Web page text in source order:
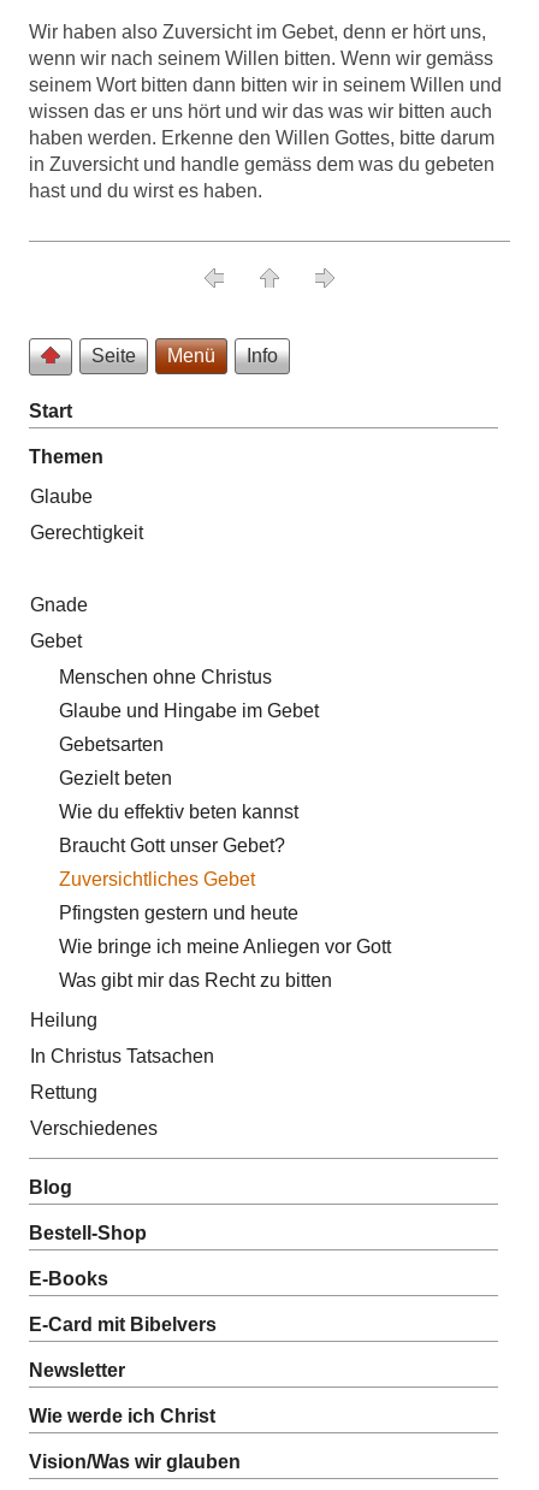
Wir haben also Zuversicht im Gebet, denn er hört uns,
wenn wir nach seinem Willen bitten. Wenn wir gemäss
seinem Wort bitten dann bitten wir in seinem Willen und
wissen das er uns hört und wir das was wir bitten auch
haben werden. Erkenne den Willen Gottes, bitte darum
in Zuversicht und handle gemäss dem was du gebeten
hast und du wirst es haben.
Seite Menü Info
Start
Themen
Glaube
Gerechtigkeit
Gnade
Gebet
Menschen ohne Christus
Glaube und Hingabe im Gebet
Gebetsarten
Gezielt beten
Wie du effektiv beten kannst
Braucht Gott unser Gebet?
Zuversichtliches Gebet
Pfingsten gestern und heute
Wie bringe ich meine Anliegen vor Gott
Was gibt mir das Recht zu bitten
Heilung
In Christus Tatsachen
Rettung
Verschiedenes
Blog
Bestell-Shop
E-Books
E-Card mit Bibelvers
Newsletter
Wie werde ich Christ
Vision/Was wir glauben